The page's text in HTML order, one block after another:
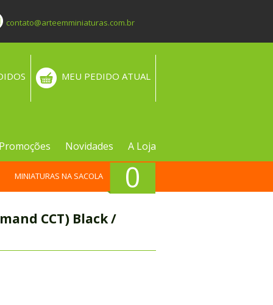
contato@arteemminiaturas.com.br
MEU PEDIDO ATUAL
Promoções Novidades A Loja
0
MINIATURAS NA SACOLA
CCT) Black /